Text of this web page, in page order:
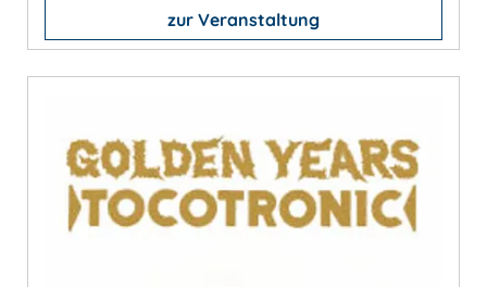
zur Veranstaltung